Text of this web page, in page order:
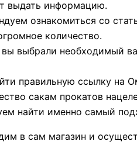
выдать информацию.
ознакомиться со
количество.
выбрали необходимый
правильную ссылку на
сакам прокатов
найти именно самый
в сам магазин и